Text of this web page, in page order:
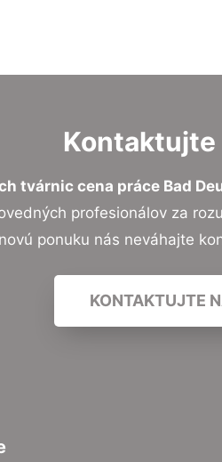
Kontaktujte
tvárnic cena práce Bad
profesionálov za
ponuku nás neváhajte
KONTAKTUJTE